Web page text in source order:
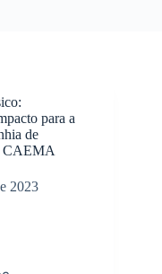
para a
de
CAEMA
2023